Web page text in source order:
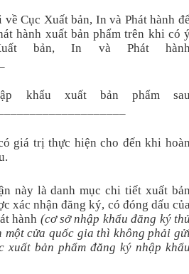
Cục Xuất bản, In và Phát hành
hành xuất bản phẩm trên khi có
bản, In và Phát
khẩu xuất bản phẩm
giá trị thực hiện cho đến khi
này là danh mục chi tiết xuất
xác nhận đăng ký, có đóng dấu
hành (cơ sở nhập khẩu đăng ký
một cửa quốc gia thì không phải
xuất bản phẩm đăng ký nhập